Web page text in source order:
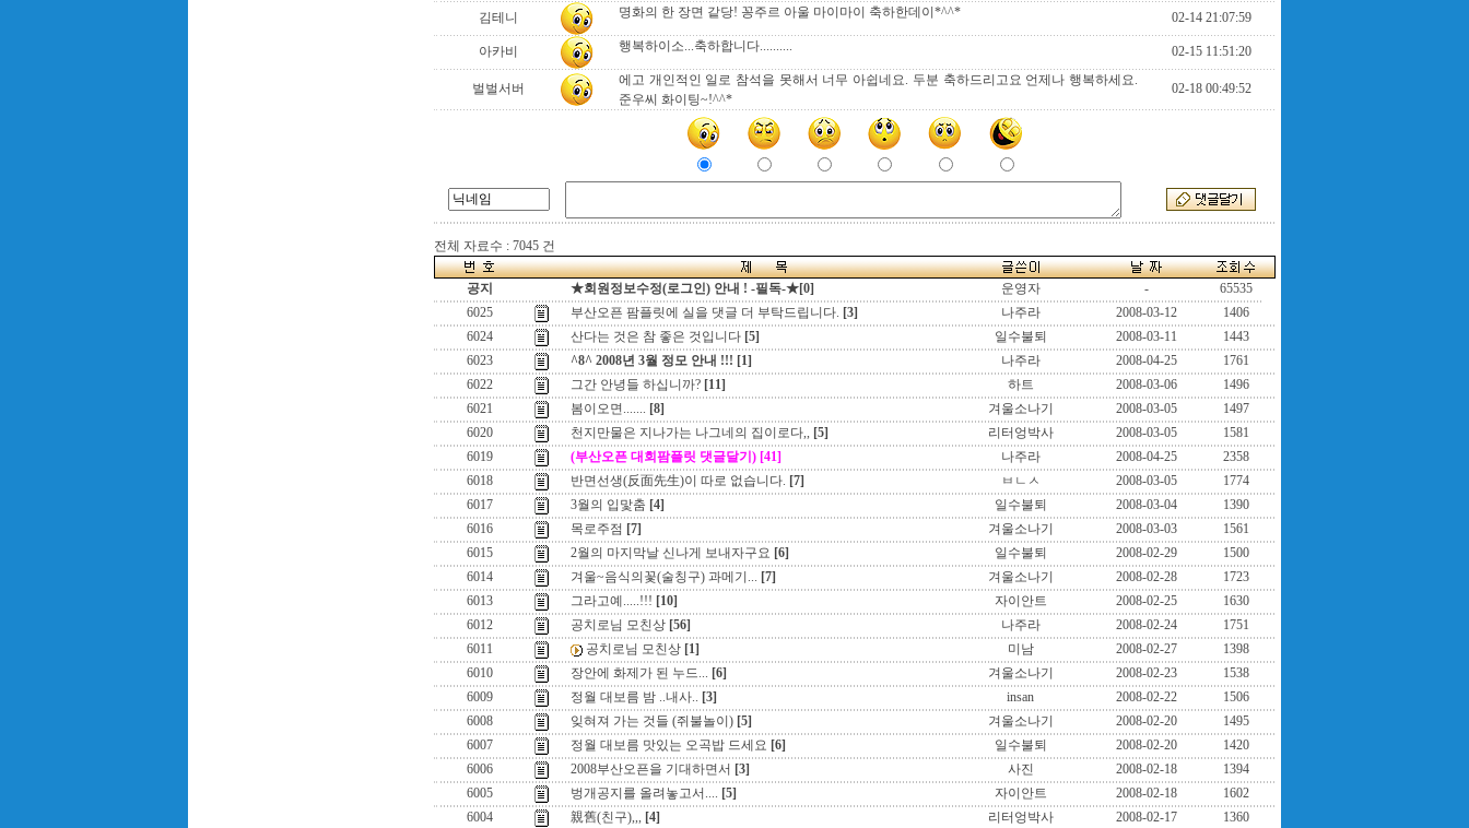
김테니 명화의 한 장면 같당! 꽁주르 아울 마이마이 축하한데이*^^* 02-14 21:07:59
아카비 행복하이소...축하합니다.......... 02-15 11:51:20
벌벌서버
에고 개인적인 일로 참석을 못해서 너무 아쉽네요. 두분 축하드리고요 언제나 행복하세요.
준우씨 화이팅~!^^*
02-18 00:49:52
전체 자료수 : 7045 건
공지 ★회원정보수정(로그인) 안내 ! -필독-★[0] 운영자 -
65535
6025
부산오픈 팜플릿에 실을 댓글 더 부탁드립니다. [3] 나주라 2008-03-12
1406
6024
산다는 것은 참 좋은 것입니다 [5] 일수불퇴 2008-03-11
1443
6023
^8^ 2008년 3월 정모 안내 !!! [1] 나주라 2008-04-25
1761
6022
그간 안녕들 하십니까? [11] 하트 2008-03-06
1496
6021
봄이오면....... [8] 겨울소나기 2008-03-05
1497
6020
천지만물은 지나가는 나그네의 집이로다,, [5] 리터엉박사 2008-03-05
1581
6019
(부산오픈 대회팜플릿 댓글달기) [41] 나주라 2008-04-25
2358
6018
반면선생(反面先生)이 따로 없습니다. [7] ㅂㄴㅅ 2008-03-05
1774
6017
3월의 입맟춤 [4] 일수불퇴 2008-03-04
1390
6016
목로주점 [7] 겨울소나기 2008-03-03
1561
6015
2월의 마지막날 신나게 보내자구요 [6] 일수불퇴 2008-02-29
1500
6014
겨울~음식의꽃(술칭구) 과메기... [7] 겨울소나기 2008-02-28
1723
6013
그라고예.....!!! [10] 자이안트 2008-02-25
1630
6012
공치로님 모친상 [56] 나주라 2008-02-24
1751
6011
공치로님 모친상 [1] 미남 2008-02-27
1398
6010
장안에 화제가 된 누드... [6] 겨울소나기 2008-02-23
1538
6009
정월 대보름 밤 ..내사.. [3] insan 2008-02-22
1506
6008
잊혀져 가는 것들 (쥐불놀이) [5] 겨울소나기 2008-02-20
1495
6007
정월 대보름 맛있는 오곡밥 드세요 [6] 일수불퇴 2008-02-20
1420
6006
2008부산오픈을 기대하면서 [3] 사진 2008-02-18
1394
6005
벙개공지를 올려놓고서.... [5] 자이안트 2008-02-18
1602
6004
親舊(친구),,, [4] 리터엉박사 2008-02-17 1360